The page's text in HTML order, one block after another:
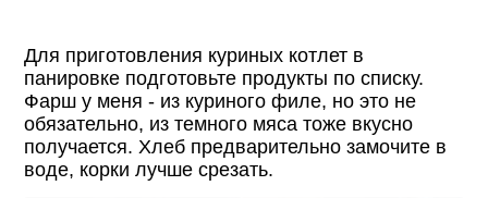
Для приготовления куриных котлет в
панировке подготовьте продукты по списку.
Фарш у меня - из куриного филе, но это не
обязательно, из темного мяса тоже вкусно
получается. Хлеб предварительно замочите в
воде, корки лучше срезать.